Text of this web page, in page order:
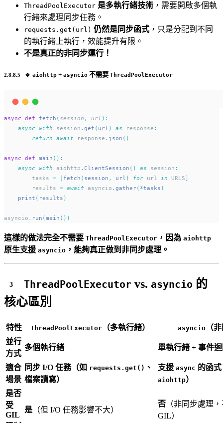
ThreadPoolExecutor 是多執行緒技術 ，需要開啟多個執
行緒來處理同步任務。
requests.get(url) 仍然是同步函式 ，只是分配到不同
的執行緒上執行，效能提升有限。
不是真正的非同步運行！
🔹 aiohttp + asyncio 不需要 ThreadPoolExecutor
async def fetch (session , url ):
async with session . get ( url ) as response :
return await response . json ()
async def main ():
async with aiohttp . ClientSession () as session :
        tasks
= [ fetch ( session , url ) for url in URLS]
        results
= await asyncio . gather(*tasks )
print ( results )
asyncio . run (main ())
這樣的做法完全不需要 ThreadPoolExecutor ，因為 aiohttp
原生支援 asyncio ，能夠真正做到非同步處理。
ThreadPoolExecutor vs. asyncio 的
核心區別
特性 ThreadPoolExecutor （多執行緒） asyncio （
並行
方式
多個執行緒 單執行緒 + 事件
適合
場景
同步 I/O 任務（如 requests.get() 、
檔案讀寫）
支援 async 的函
aiohttp）
是否
受
GIL
是 （但 I/O 任務影響不大）
否 （非同步處理
GIL）